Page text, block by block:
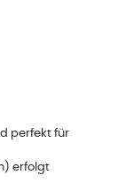
perfekt für
erfolgt